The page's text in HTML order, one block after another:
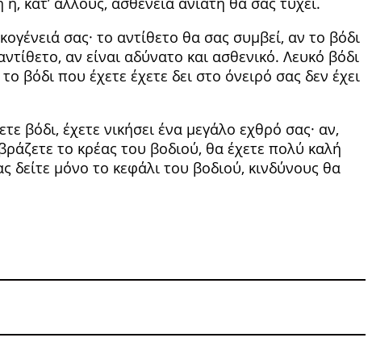
σας· το αντίθετο θα σας συμβεί, αν το βόδι
αν είναι αδύνατο και ασθε­νικό. Λευκό βόδι
βόδι που έχετε έχετε δει στο όνειρό σας δεν έχει
βόδι, έχετε νικήσει ένα μεγάλο εχθρό σας· αν,
το κρέας του βοδιού, θα έχετε πολύ καλή
δείτε μόνο το κεφάλι του βοδιού, κινδύνους θα